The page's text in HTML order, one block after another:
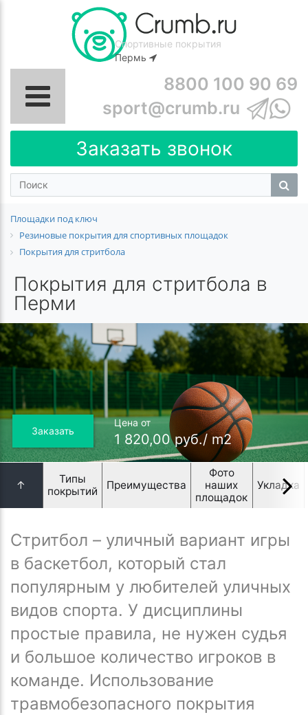
Спортивные покрытия
Пермь
8800 100 90 69
sport@crumb.ru
Заказать звонок
Площадки под ключ
Резиновые покрытия для спортивных площадок
Покрытия для стритбола
Покрытия для стритбола в
Перми
Заказать
Цена от
1 820,00 руб./ m2
↑
Типы
покрытий
Преимущества
Фото
наших
площадок
Укладка
Стритбол – уличный вариант игры
в баскетбол, который стал
популярным у любителей уличных
видов спорта. У дисциплины
простые правила, не нужен судья
и большое количество игроков в
команде. Использование
травмобезопасного покрытия